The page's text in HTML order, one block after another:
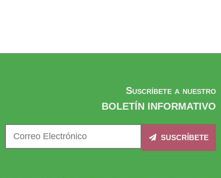
Suscríbete a nuestro
BOLETÍN INFORMATIVO
SUSCRÍBETE